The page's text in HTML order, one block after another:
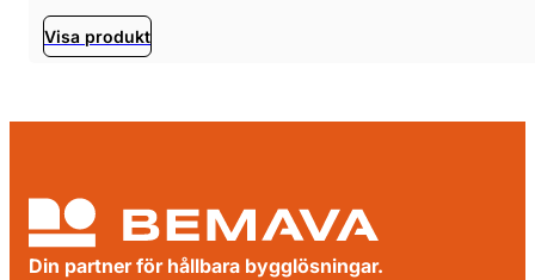
Visa produkt
Din partner för hållbara bygglösningar.